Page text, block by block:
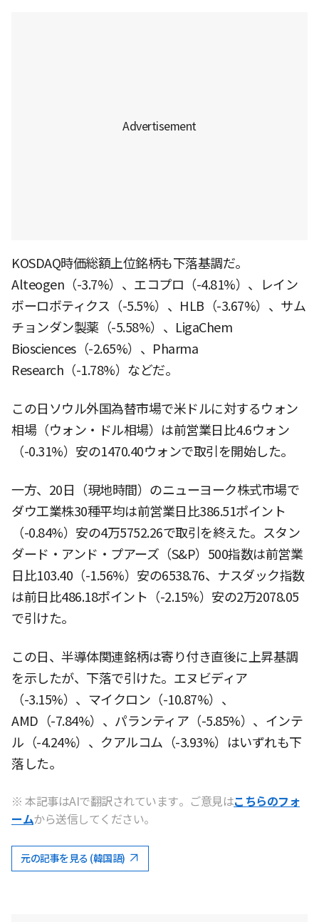
KOSDAQ時価総額上位銘柄も下落基調だ。
Alteogen（-3.7%）、エコプロ（-4.81%）、レイン
ボーロボティクス（-5.5%）、HLB（-3.67%）、サム
チョンダン製薬（-5.58%）、LigaChem
Biosciences（-2.65%）、Pharma
Research（-1.78%）などだ。
この日ソウル外国為替市場で米ドルに対するウォン
相場（ウォン・ドル相場）は前営業日比4.6ウォン
（-0.31%）安の1470.40ウォンで取引を開始した。
一方、20日（現地時間）のニューヨーク株式市場で
ダウ工業株30種平均は前営業日比386.51ポイント
（-0.84%）安の4万5752.26で取引を終えた。スタン
ダード・アンド・プアーズ（S&P）500指数は前営業
日比103.40（-1.56%）安の6538.76、ナスダック指数
は前日比486.18ポイント（-2.15%）安の2万2078.05
で引けた。
この日、半導体関連銘柄は寄り付き直後に上昇基調
を示したが、下落で引けた。エヌビディア
（-3.15%）、マイクロン（-10.87%）、
AMD（-7.84%）、パランティア（-5.85%）、インテ
ル（-4.24%）、クアルコム（-3.93%）はいずれも下
落した。
※ 本記事はAIで翻訳されています。ご意見はこちらのフォ
ームから送信してください。
元の記事を見る (韓国語)